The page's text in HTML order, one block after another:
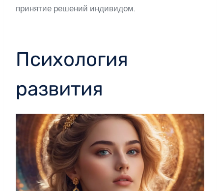
принятие решений индивидом.
Психология
развития